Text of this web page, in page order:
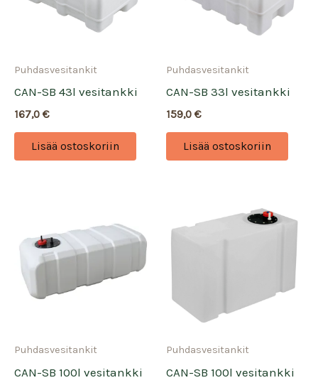
Puhdasvesitankit
CAN-SB 43l vesitankki
167,0 €
Lisää ostoskoriin
Puhdasvesitankit
CAN-SB 33l vesitankki
159,0 €
Lisää ostoskoriin
Puhdasvesitankit
CAN-SB 100l vesitankki
Puhdasvesitankit
CAN-SB 100l vesitankki